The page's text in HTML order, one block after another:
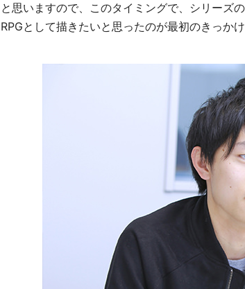
と思いますので、このタイミングで、シリーズ
RPGとして描きたいと思ったのが最初のきっかけ